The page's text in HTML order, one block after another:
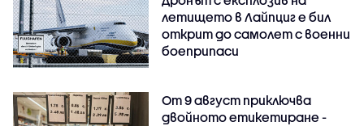
летището в Лайпциг е бил
открит до самолет с военни
боеприпаси
От 9 август приключва
двойното етикетиране -